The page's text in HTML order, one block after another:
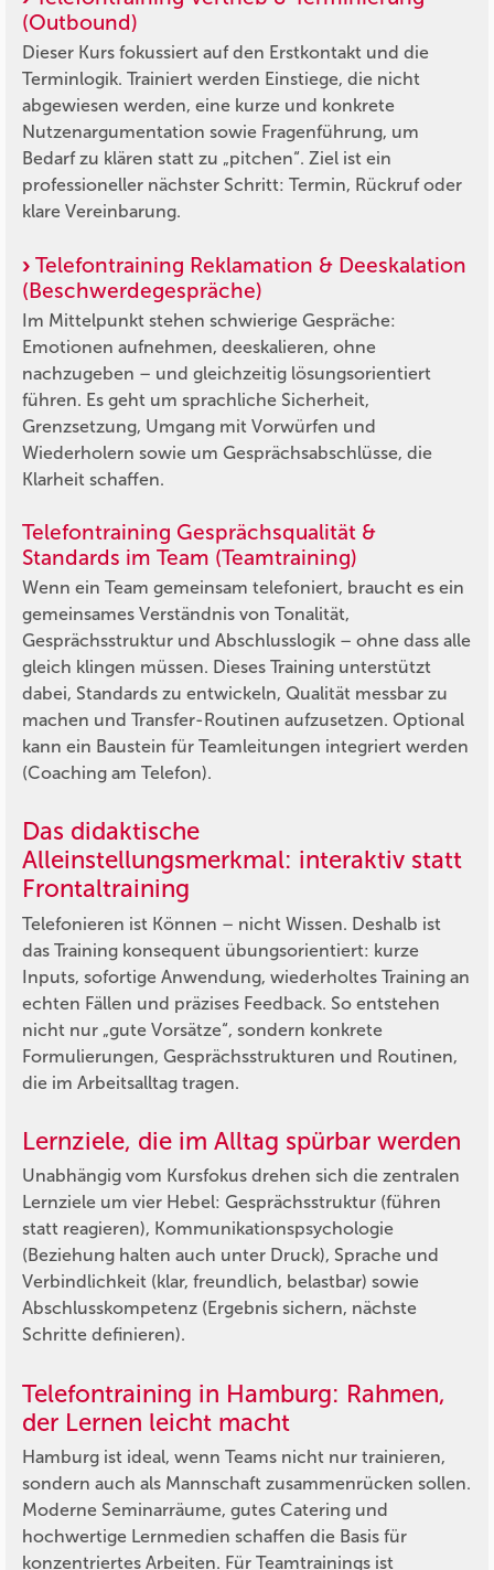
(Outbound)
Dieser Kurs fokussiert auf den Erstkontakt und die
Terminlogik. Trainiert werden Einstiege, die nicht
abgewiesen werden, eine kurze und konkrete
Nutzenargumentation sowie Fragenführung, um
Bedarf zu klären statt zu „pitchen“. Ziel ist ein
professioneller nächster Schritt: Termin, Rückruf oder
klare Vereinbarung.
Telefontraining Reklamation & Deeskalation
(Beschwerdegespräche)
Im Mittelpunkt stehen schwierige Gespräche:
Emotionen aufnehmen, deeskalieren, ohne
nachzugeben – und gleichzeitig lösungsorientiert
führen. Es geht um sprachliche Sicherheit,
Grenzsetzung, Umgang mit Vorwürfen und
Wiederholern sowie um Gesprächsabschlüsse, die
Klarheit schaffen.
Telefontraining Gesprächsqualität &
Standards im Team (Teamtraining)
Wenn ein Team gemeinsam telefoniert, braucht es ein
gemeinsames Verständnis von Tonalität,
Gesprächsstruktur und Abschlusslogik – ohne dass alle
gleich klingen müssen. Dieses Training unterstützt
dabei, Standards zu entwickeln, Qualität messbar zu
machen und Transfer-Routinen aufzusetzen. Optional
kann ein Baustein für Teamleitungen integriert werden
(Coaching am Telefon).
Das didaktische
Alleinstellungsmerkmal: interaktiv statt
Frontaltraining
Telefonieren ist Können – nicht Wissen. Deshalb ist
das Training konsequent übungsorientiert: kurze
Inputs, sofortige Anwendung, wiederholtes Training an
echten Fällen und präzises Feedback. So entstehen
nicht nur „gute Vorsätze“, sondern konkrete
Formulierungen, Gesprächsstrukturen und Routinen,
die im Arbeitsalltag tragen.
Lernziele, die im Alltag spürbar werden
Unabhängig vom Kursfokus drehen sich die zentralen
Lernziele um vier Hebel: Gesprächsstruktur (führen
statt reagieren), Kommunikationspsychologie
(Beziehung halten auch unter Druck), Sprache und
Verbindlichkeit (klar, freundlich, belastbar) sowie
Abschlusskompetenz (Ergebnis sichern, nächste
Schritte definieren).
Telefontraining in Hamburg: Rahmen,
der Lernen leicht macht
Hamburg ist ideal, wenn Teams nicht nur trainieren,
sondern auch als Mannschaft zusammenrücken sollen.
Moderne Seminarräume, gutes Catering und
hochwertige Lernmedien schaffen die Basis für
konzentriertes Arbeiten. Für Teamtrainings ist